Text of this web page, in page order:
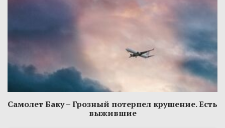
Самолет Баку – Грозный потерпел крушение. Есть
выжившие